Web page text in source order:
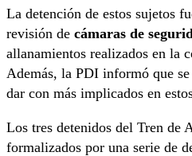
La detención de estos sujetos
revisión de cámaras de
allanamientos realizados en la
Además, la PDI informó que
dar con más implicados en
Los tres detenidos del Tren de
formalizados por una serie de